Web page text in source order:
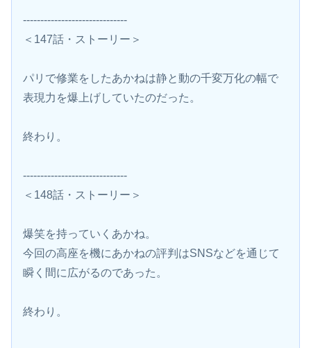
------------------------------
＜147話・ストーリー＞
パリで修業をしたあかねは静と動の千変万化の幅で
表現力を爆上げしていたのだった。
終わり。
------------------------------
＜148話・ストーリー＞
爆笑を持っていくあかね。
今回の高座を機にあかねの評判はSNSなどを通じて
瞬く間に広がるのであった。
終わり。